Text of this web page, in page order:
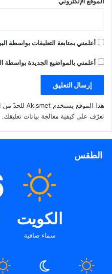
أعلمني بمتابعة التعليقات بواسطة
أعلمني بالمواضيع الجديدة بواسطة
هذا الموقع يستخدم Akismet للحدّ من التعليقات المزعجة والغير مرغوبة.
تعرّف على كيفية معالجة بيانات تعليقك.
الطقس
الكويت
سماء صافية